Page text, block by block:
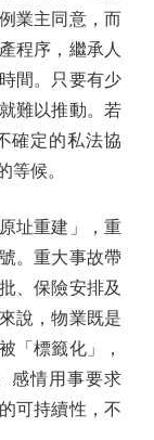
業主同意，而
程序，繼承人
間。只要有少
難以推動。若
確定的私法協
等候。
址重建」，重
。重大事故帶
、保險安排及
說，物業既是
「標籤化」，
感情用事要求
可持續性，不